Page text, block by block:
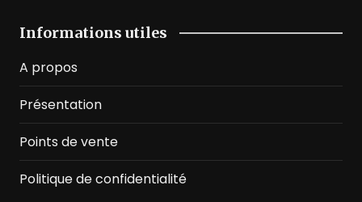
Informations utiles
A propos
Présentation
Points de vente
Politique de confidentialité